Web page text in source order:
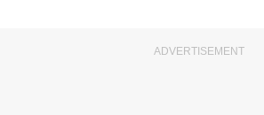
ADVERTISEMENT